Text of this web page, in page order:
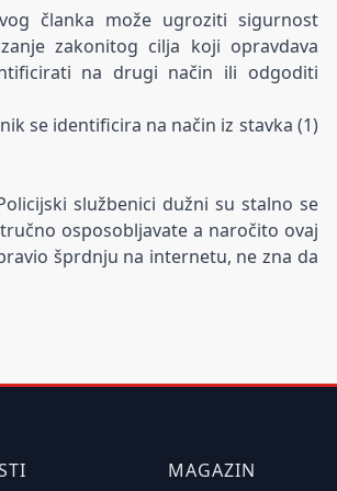
članka može ugroziti sigurnost
zakonitog cilja koji opravdava
na drugi način ili odgoditi
se identificira na način iz stavka (1)
službenici dužni su stalno se
osposobljavate a naročito ovaj
šprdnju na internetu, ne zna da
MAGAZIN